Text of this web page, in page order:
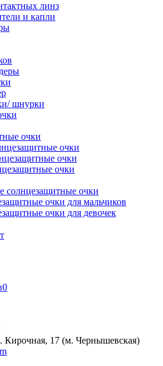
линз
и капли
шнурки
очки
очки
очки
очки
солнцезащитные очки
очки для мальчиков
очки для девочек
0
Кирочная, 17 (м. Чернышевская)